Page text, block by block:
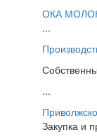
ОКА
...
...
Закупка и